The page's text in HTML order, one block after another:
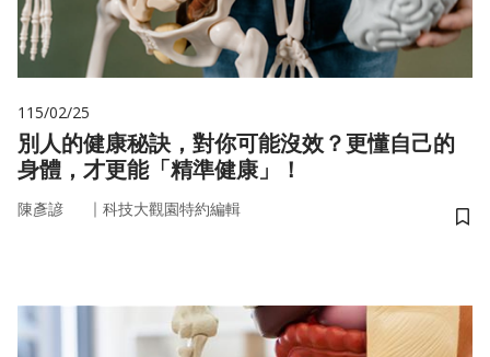
115/02/25
別人的健康秘訣，對你可能沒效？更懂自己的
身體，才更能「精準健康」！
陳彥諺 ｜ 科技大觀園特約編輯
儲